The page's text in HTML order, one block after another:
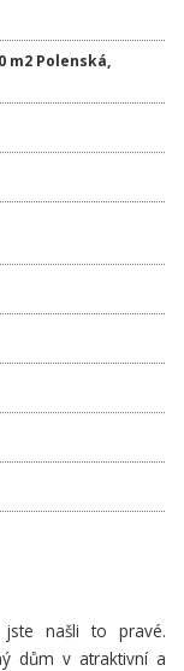
m2 Polenská,
našli to pravé.
dům v atraktivní a